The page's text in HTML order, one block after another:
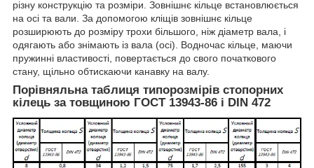
різну конструкцію та розміри. Зовнішнє кільце встановлюється
на осі та вали. За допомогою кліщів зовнішнє кільце
розширюють до розміру трохи більшого, ніж діаметр вала, і
одягають або знімають із вала (осі). Водночас кільце, маючи
пружинні властивості, повертається до свого початкового
стану, щільно обтискаючи канавку на валу.
Порівняльна таблиця типорозмірів стопорних
кілець за товщиною ГОСТ 13943-86 і DIN 472